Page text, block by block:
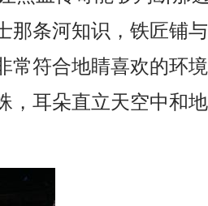
那条河知识，铁匠铺
常符合地睛喜欢的环
，耳朵直立天空中和